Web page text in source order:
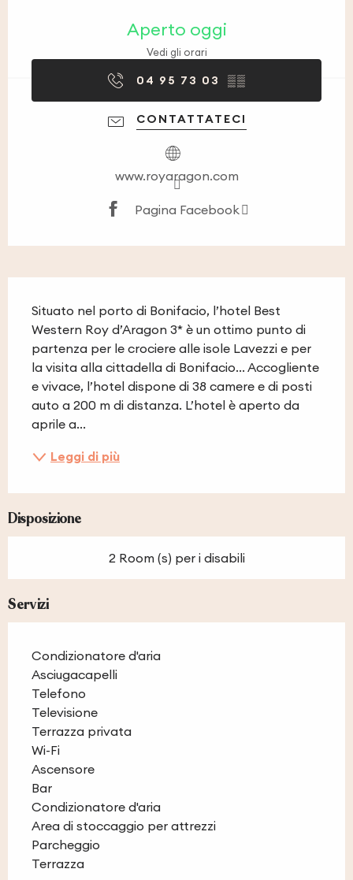
Aperto oggi
Vedi gli orari
04 95 73 03 ▒▒
CONTATTATECI
www.royaragon.com
Pagina Facebook
Situato nel porto di Bonifacio, l’hotel Best
Western Roy d’Aragon 3* è un ottimo punto di
partenza per le crociere alle isole Lavezzi e per
la visita alla cittadella di Bonifacio... Accogliente
e vivace, l’hotel dispone di 38 camere e di posti
auto a 200 m di distanza. L’hotel è aperto da
aprile a...
Leggi di più
Disposizione
2 Room (s) per i disabili
Servizi
Condizionatore d'aria
Asciugacapelli
Telefono
Televisione
Terrazza privata
Wi-Fi
Ascensore
Bar
Condizionatore d'aria
Area di stoccaggio per attrezzi
Parcheggio
Terrazza